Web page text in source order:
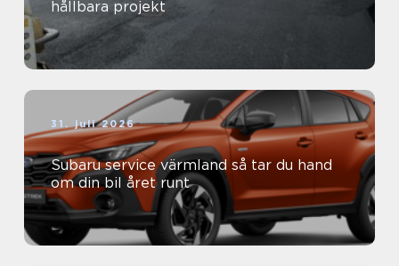
hållbara projekt
31. juli 2026
Subaru service värmland så tar du hand
om din bil året runt